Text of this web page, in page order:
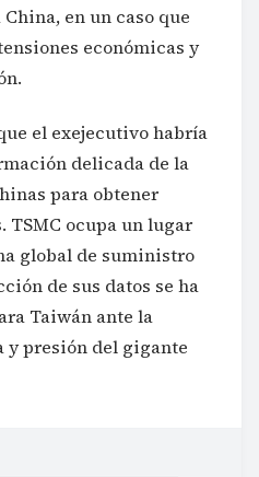
en un caso que
económicas y
el exejecutivo habría
delicada de la
para obtener
TSMC ocupa un lugar
global de suministro
de sus datos se ha
Taiwán ante la
y presión del gigante